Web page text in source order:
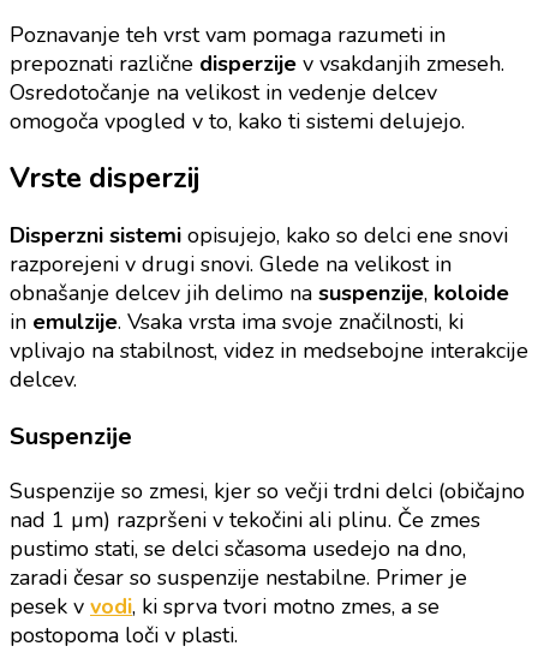
Poznavanje teh vrst vam pomaga razumeti in
prepoznati različne disperzije v vsakdanjih zmeseh.
Osredotočanje na velikost in vedenje delcev
omogoča vpogled v to, kako ti sistemi delujejo.
Vrste disperzij
Disperzni sistemi opisujejo, kako so delci ene snovi
razporejeni v drugi snovi. Glede na velikost in
obnašanje delcev jih delimo na suspenzije, koloide
in emulzije. Vsaka vrsta ima svoje značilnosti, ki
vplivajo na stabilnost, videz in medsebojne interakcije
delcev.
Suspenzije
Suspenzije so zmesi, kjer so večji trdni delci (običajno
nad 1 µm) razpršeni v tekočini ali plinu. Če zmes
pustimo stati, se delci sčasoma usedejo na dno,
zaradi česar so suspenzije nestabilne. Primer je
pesek v vodi, ki sprva tvori motno zmes, a se
postopoma loči v plasti.